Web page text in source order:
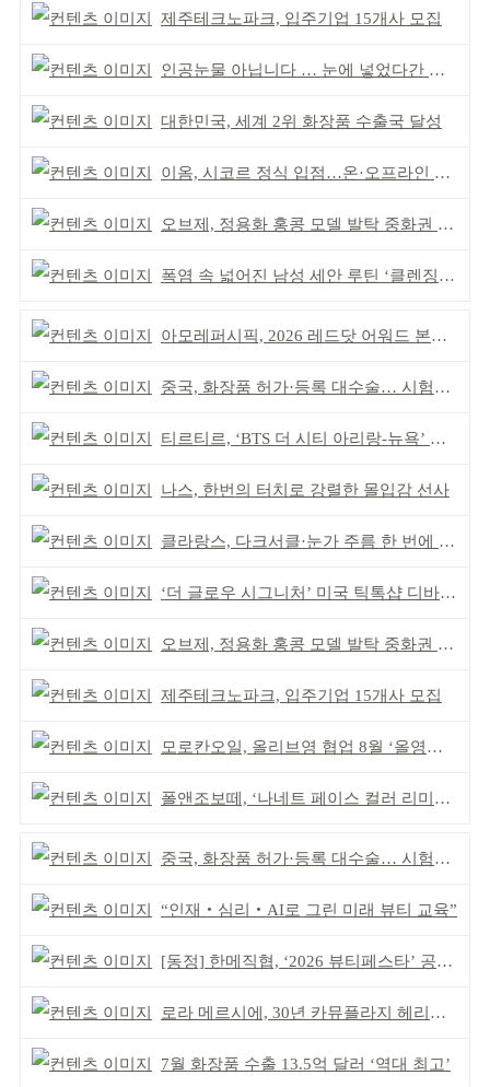
제주테크노파크, 입주기업 15개사 모집
인공눈물 아닙니다 … 눈에 넣었다간 각막 손상
대한민국, 세계 2위 화장품 수출국 달성
이옴, 시코르 정식 입점…온·오프라인 유통망 확대
오브제, 정용화 홍콩 모델 발탁 중화권 공략 강화
폭염 속 넓어진 남성 세안 루틴 ‘클렌징’ 거래액 급증
아모레퍼시픽, 2026 레드닷 어워드 본상 2개 수상
중국, 화장품 허가·등록 대수술… 시험자료 공용 허용
티르티르, ‘BTS 더 시티 아리랑-뉴욕’ 참여
나스, 한번의 터치로 강렬한 몰입감 선사
클라랑스, 다크서클·눈가 주름 한 번에 더블 케어
‘더 글로우 시그니처’ 미국 틱톡샵 디바이스 부문 1위
오브제, 정용화 홍콩 모델 발탁 중화권 공략 강화
제주테크노파크, 입주기업 15개사 모집
모로칸오일, 올리브영 협업 8월 ‘올영픽’ 선정
폴앤조보떼, ‘나네트 페이스 컬러 리미티드’ 출시
중국, 화장품 허가·등록 대수술… 시험자료 공용 허용
“인재‧심리‧AI로 그린 미래 뷰티 교육”
[동정] 한메직협, ‘2026 뷰티페스타’ 공동 주최
로라 메르시에, 30년 카뮤플라지 헤리티지 담아
7월 화장품 수출 13.5억 달러 ‘역대 최고’